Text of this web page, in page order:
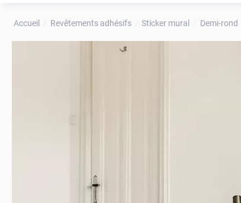
Accueil Revêtements adhésifs Sticker mural Demi-rond